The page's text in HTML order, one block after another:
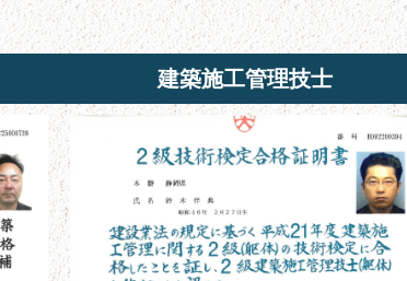
建築施工管理技士